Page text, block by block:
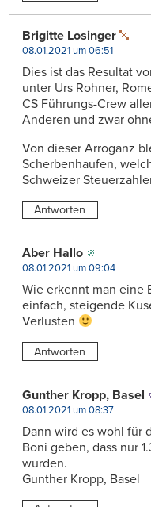
Brigitte Losinger
08.01.2021 um 06:51
Dies ist das Resultat
unter Urs Rohner,
CS Führungs-Crew
Anderen und zwar
Von dieser Arroganz
Scherbenhaufen,
Schweizer
Antworten
Aber Hallo
08.01.2021 um 09:04
Wie erkennt man eine
einfach, steigende
Verlusten
Antworten
Gunther Kropp, Basel
08.01.2021 um 08:37
Dann wird es wohl für
Boni geben, dass nur
wurden.
Gunther Kropp, Basel